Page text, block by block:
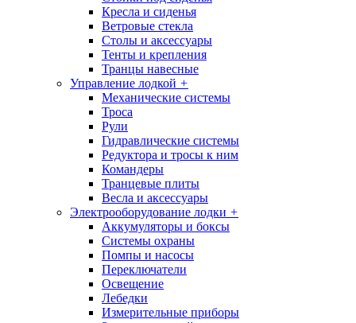
Кресла и сиденья
Ветровые стекла
Столы и аксессуары
Тенты и крепления
Транцы навесные
Управление лодкой +
Механические системы
Троса
Рули
Гидравлические системы
Редуктора и тросы к ним
Командеры
Транцевые плиты
Весла и аксессуары
Электрооборудование лодки +
Аккумуляторы и боксы
Системы охраны
Помпы и насосы
Переключатели
Освещение
Лебедки
Измерительные приборы